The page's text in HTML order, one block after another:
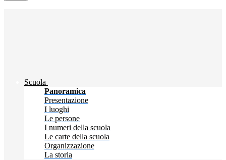
Scuola
Panoramica
Presentazione
I luoghi
Le persone
I numeri della scuola
Le carte della scuola
Organizzazione
La storia